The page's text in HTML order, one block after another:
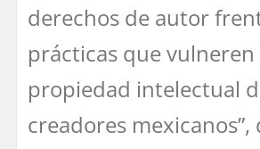
derechos de autor
prácticas que vulneren
propiedad intelectual
creadores mexicanos”,